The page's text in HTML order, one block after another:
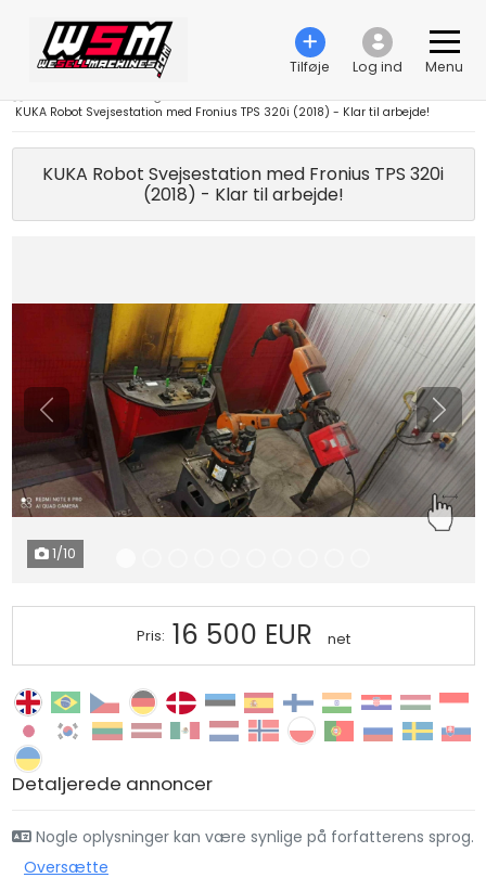
Tilføje Log ind Menu
KUKA Robot Svejsestation med Fronius TPS 320i (2018) - Klar til arbejde!
KUKA Robot Svejsestation med Fronius TPS 320i
(2018) - Klar til arbejde!
Tidligere
1/10
Pris: 16 500 EUR net
Detaljerede annoncer
Nogle oplysninger kan være synlige på forfatterens sprog.
Oversætte